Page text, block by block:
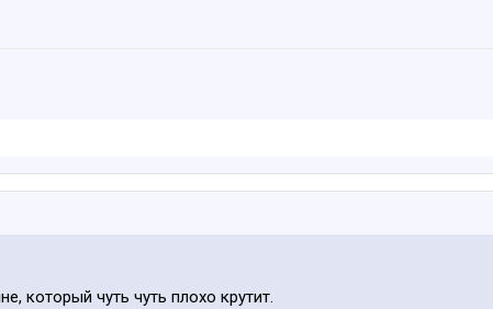
который чуть чуть плохо крутит.